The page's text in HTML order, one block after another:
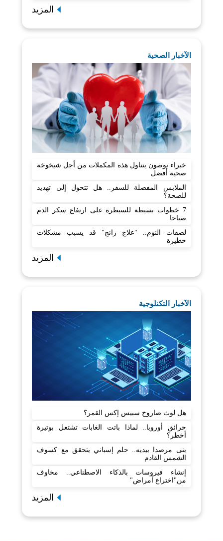
المزيد
الآخبار الصحية
خبراء يوصون بتناول هذه المكملات من أجل شيخوخة
صحية أفضل
الملابس المفضلة للسفر.. هل تتحول إلى تهديد
للصحة؟
7 خطوات بسيطة للسيطرة على ارتفاع سكر الدم
صباحا
لصقات النوم.. "علاج رائج" قد يسبب مشكلات
خطيرة
المزيد
الآخبار التكنلوجية
هل لوث صاروخ سبيس إكس القمر؟
حرائق أوروبا.. لماذا باتت الغابات تشتعل بوتيرة
أخطر؟
بنى مرصدا بيديه.. حلم إسباني يتحقق مع كسوف
الشمس القادم
إنشاء فيروسات بالذكاء الاصطناعي.. مخاوف
من"اختراع أمراض"
المزيد